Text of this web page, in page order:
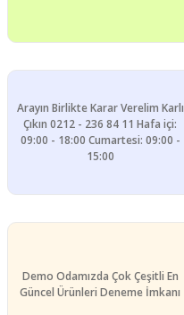
Arayın Birlikte Karar Verelim Karlı
Çıkın 0212 - 236 84 11 Hafa içi:
09:00 - 18:00 Cumartesi: 09:00 -
15:00
Demo Odamızda Çok Çeşitli En
Güncel Ürünleri Deneme İmkanı